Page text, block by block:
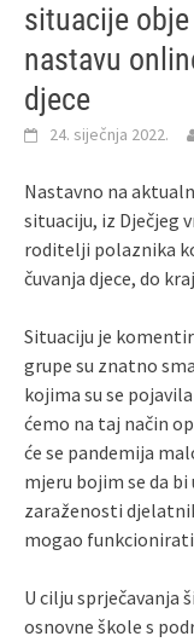
situacije
nastavu
djece
24. siječnja 2022.
Nastavno na
situaciju, iz Dječjeg
roditelji polaznika
čuvanja djece, do
Situaciju je
grupe su znatno
kojima su se
ćemo na taj način
će se pandemija
mjeru bojim se da
zaraženosti
mogao
U cilju sprječavanja
osnovne škole s